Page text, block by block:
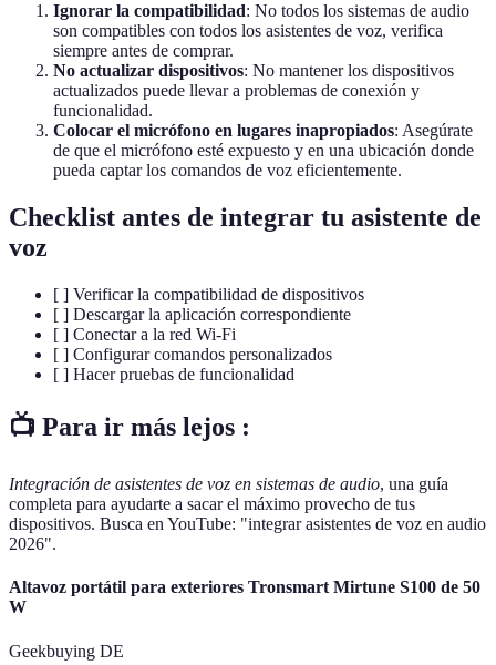
Ignorar la compatibilidad: No todos los sistemas de audio
son compatibles con todos los asistentes de voz, verifica
siempre antes de comprar.
No actualizar dispositivos: No mantener los dispositivos
actualizados puede llevar a problemas de conexión y
funcionalidad.
Colocar el micrófono en lugares inapropiados: Asegúrate
de que el micrófono esté expuesto y en una ubicación donde
pueda captar los comandos de voz eficientemente.
Checklist antes de integrar tu asistente de
voz
[ ] Verificar la compatibilidad de dispositivos
[ ] Descargar la aplicación correspondiente
[ ] Conectar a la red Wi-Fi
[ ] Configurar comandos personalizados
[ ] Hacer pruebas de funcionalidad
📺 Para ir más lejos :
Integración de asistentes de voz en sistemas de audio, una guía
completa para ayudarte a sacar el máximo provecho de tus
dispositivos. Busca en YouTube: "integrar asistentes de voz en audio
2026".
Altavoz portátil para exteriores Tronsmart Mirtune S100 de 50
W
Geekbuying DE